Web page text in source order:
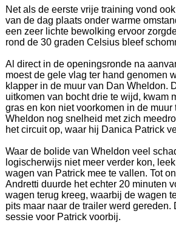
Net als de eerste vrije training vond
van de dag plaats onder warme
een zeer lichte bewolking ervoor
rond de 30 graden Celsius bleef
Al direct in de openingsronde na
moest de gele vlag ter hand genomen
klapper in de muur van Dan Wheldon.
uitkomen van bocht drie te wijd, kwam
gras en kon niet voorkomen in de
Wheldon nog snelheid met zich
het circuit op, waar hij Danica Patrick
Waar de bolide van Wheldon veel
logischerwijs niet meer verder kon,
wagen van Patrick mee te vallen. Tot
Andretti duurde het echter 20 minuten
wagen terug kreeg, waarbij de wagen
pits maar naar de trailer werd gereden.
sessie voor Patrick voorbij.